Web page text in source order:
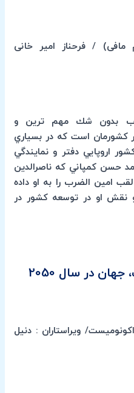
مافی) / فرحناز امیر خانی
بدون شك مهم ترين و
در كشورمان است كه در بسياري
اروپايي دفتر و نمايندگي
حسن كمپاني كه ناصرالدين
امين الضرب را به او داده
نقش او در توسعه كشور در
در سال 2050
ویراستاران : دنیل